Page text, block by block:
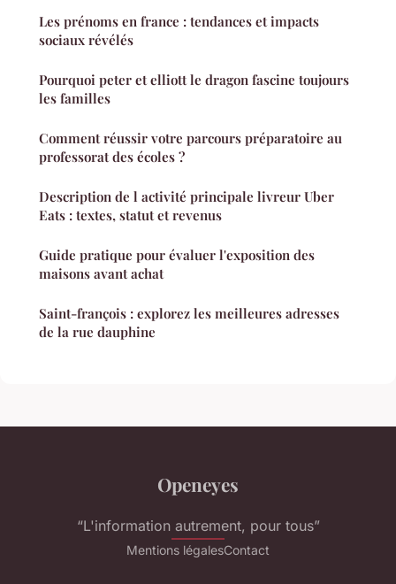
Les prénoms en france : tendances et impacts
sociaux révélés
Pourquoi peter et elliott le dragon fascine toujours
les familles
Comment réussir votre parcours préparatoire au
professorat des écoles ?
Description de l activité principale livreur Uber
Eats : textes, statut et revenus
Guide pratique pour évaluer l'exposition des
maisons avant achat
Saint-françois : explorez les meilleures adresses
de la rue dauphine
Openeyes
“L'information autrement, pour tous”
Mentions légalesContact